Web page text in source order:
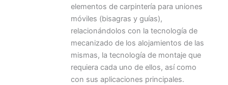
elementos de carpintería para uniones
móviles (bisagras y guías),
relacionándolos con la tecnología de
mecanizado de los alojamientos de las
mismas, la tecnología de montaje que
requiera cada uno de ellos, así como
con sus aplicaciones principales.